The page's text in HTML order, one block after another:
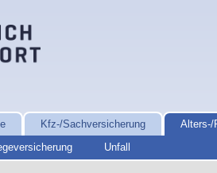
Kfz-/Sachversicherung
Alters-/
Unfall